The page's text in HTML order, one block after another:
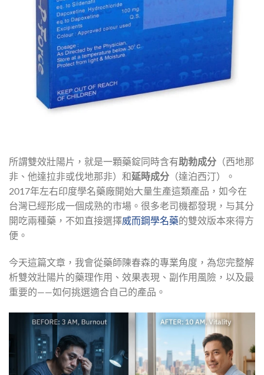
所謂雙效壯陽片，就是一顆藥錠同時含有助勃成分 （西地那
非、他達拉非或伐地那非）和 延時成分 （達泊西汀）。
2017年左右印度學名藥廠開始大量生產這類產品，如今在
台灣已經形成一個成熟的市場。很多老司機都發現，与其分
開吃兩種藥，不如直接選擇威而鋼學名藥的雙效版本來得方
便。
今天這篇文章，我會從藥師陳春森的專業角度，為您完整解
析雙效壯陽片的藥理作用、效果表現、副作用風險，以及最
重要的——如何挑選適合自己的產品。